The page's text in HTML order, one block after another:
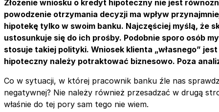
Złożenie wniosku o kredyt hipoteczny nie jest
powodzenie otrzymania decyzji ma wpływ
hipotekę tylko w swoim banku. Najczęściej myślą, że
ustosunkuje się do ich prośby. Podobnie sporo osób
stosuje takiej polityki. Wniosek klienta „własnego”
hipoteczny należy potraktować biznesowo. Poza
Co w sytuacji, w której pracownik banku źle nas
negatywnej? Nie należy również przesadzać w drugą
właśnie do tej pory sam tego nie wiem.